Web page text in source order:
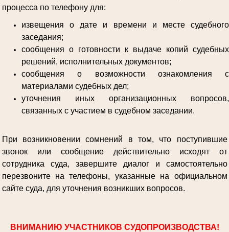
процесса по телефону для:
извещения о дате и времени и месте судебного
заседания;
сообщения о готовности к выдаче копий судебных
решений, исполнительных документов;
сообщения о возможности ознакомления с
материалами судебных дел;
уточнения иных организационных вопросов,
связанных с участием в судебном заседании.
При возникновении сомнений в том, что поступившие
звонок или сообщение действительно исходят от
сотрудника суда, завершите диалог и самостоятельно
перезвоните на телефоны, указанные на официальном
сайте суда, для уточнения возникших вопросов.
ВНИМАНИЮ УЧАСТНИКОВ СУДОПРОИЗВОДСТВА!